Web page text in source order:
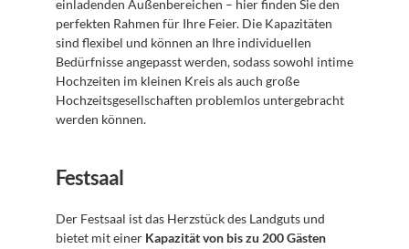
einladenden Außenbereichen – hier finden Sie den
perfekten Rahmen für Ihre Feier. Die Kapazitäten
sind flexibel und können an Ihre individuellen
Bedürfnisse angepasst werden, sodass sowohl intime
Hochzeiten im kleinen Kreis als auch große
Hochzeitsgesellschaften problemlos untergebracht
werden können.
Festsaal
Der Festsaal ist das Herzstück des Landguts und
bietet mit einer Kapazität von bis zu 200 Gästen